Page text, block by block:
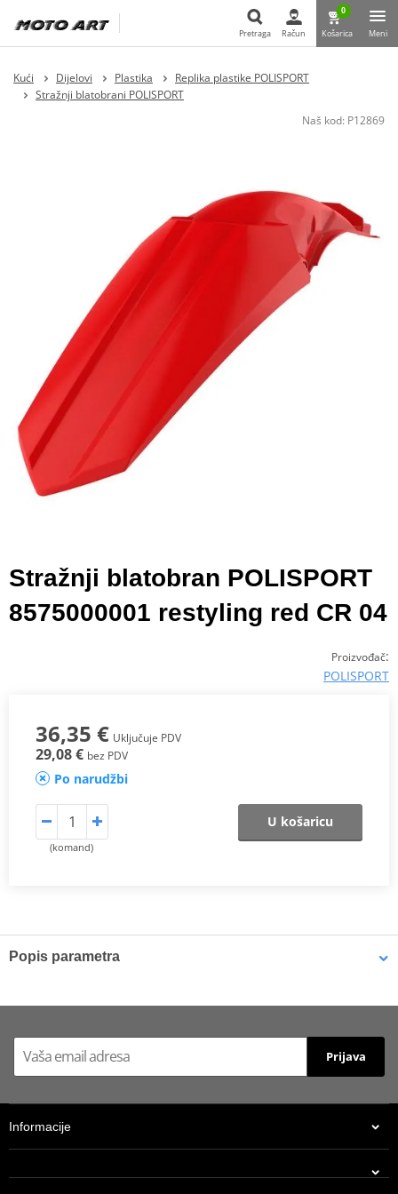
Pretraga Račun
0
Košarica Meni
Kući Dijelovi Plastika
Replika plastike POLISPORT
Stražnji blatobrani POLISPORT
Naš kod: P12869
Stražnji blatobran POLISPORT
8575000001 restyling red CR 04
Proizvođač:
POLISPORT
36,35 € Uključuje PDV
29,08 € bez PDV
Po narudžbi
(komand)
U košaricu
Popis parametra
Prijava
Informacije